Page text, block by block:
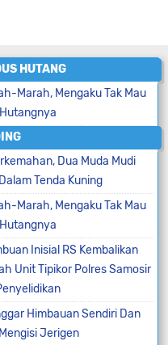
HUTANG
Marah, Mengaku Tak Mau
Dua Muda Mudi
Tenda Kuning
Marah, Mengaku Tak Mau
Inisial RS Kembalikan
Unit Tipikor Polres Samosir
Himbauan Sendiri Dan
Jerigen